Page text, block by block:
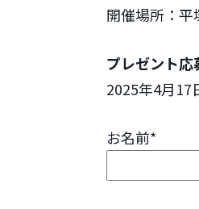
開催場所：平
プレゼント応
2025年4月17
お名前*